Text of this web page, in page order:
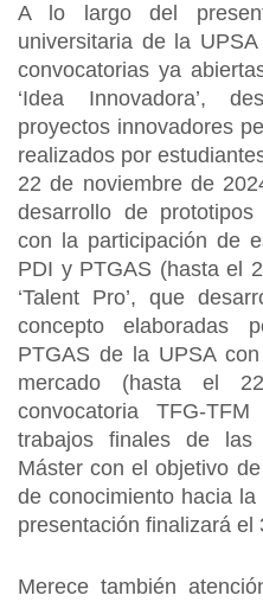
A lo largo del
universitaria de la
convocatorias ya
‘Idea Innovadora’,
proyectos innovadores
realizados por
22 de noviembre de
desarrollo de
con la participación de
PDI y PTGAS (hasta el
‘Talent Pro’, que
concepto elaboradas
PTGAS de la UPSA
mercado (hasta el
convocatoria TFG-
trabajos finales de
Máster con el objetivo
de conocimiento hacia
presentación finalizará el
Merece también